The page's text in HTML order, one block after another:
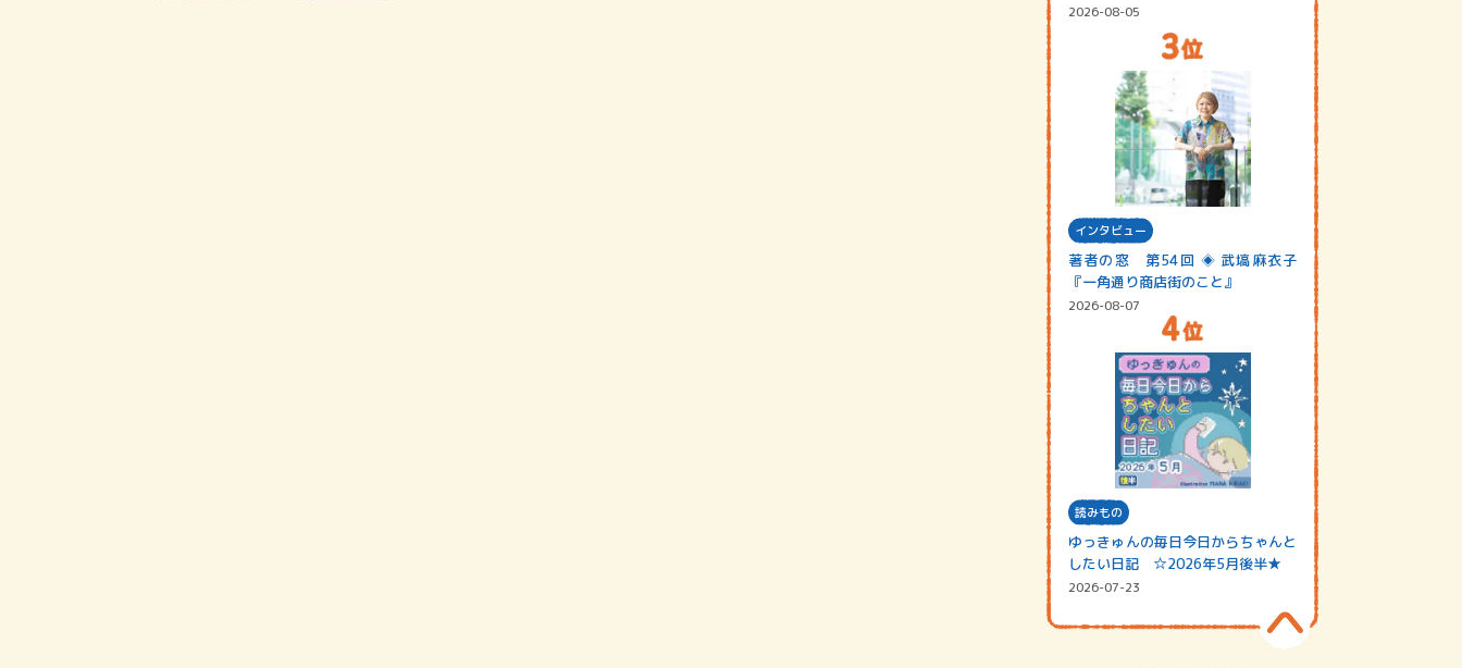
2026-08-05
インタビュー
著者の窓 第54回 ◈ 武塙麻衣子
『一角通り商店街のこと』
2026-08-07
読みもの
ゆっきゅんの毎日今日からちゃんと
したい日記 ☆2026年5月後半★
2026-07-23